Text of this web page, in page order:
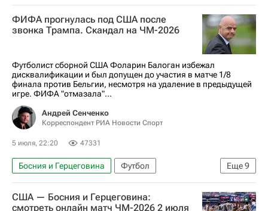
Фоларин Балоган
Дональд Трамп
Международная федерация футбола (ФИФА)
ФИФА прогнулась под США после
звонка Трампа. Скандал на ЧМ-2026
Футболист сборной США Фоларин Балоган избежал
дисквалификации и был допущен до участия в матче 1/8
финала против Бельгии, несмотря на удаление в предыдущей
игре. ФИФА "отмазала"...
Андрей Сенченко
Корреспондент РИА Новости Спорт
5 июля, 22:20 47331
Еще9
Босния и Герцеговина
Футбол
ЧМ по футболу 2026
Фоларин Балоган
США
Бельгия
Лионель Месси
США — Босния и Герцеговина:
смотреть онлайн матч ЧМ-2026 2 июля